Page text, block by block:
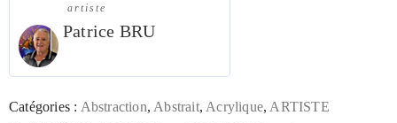
artiste
Patrice BRU
Catégories : Abstraction, Abstrait, Acrylique, ARTISTE